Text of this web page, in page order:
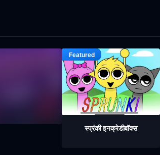
स्प्रंकी इनक्रेडीबॉक्स